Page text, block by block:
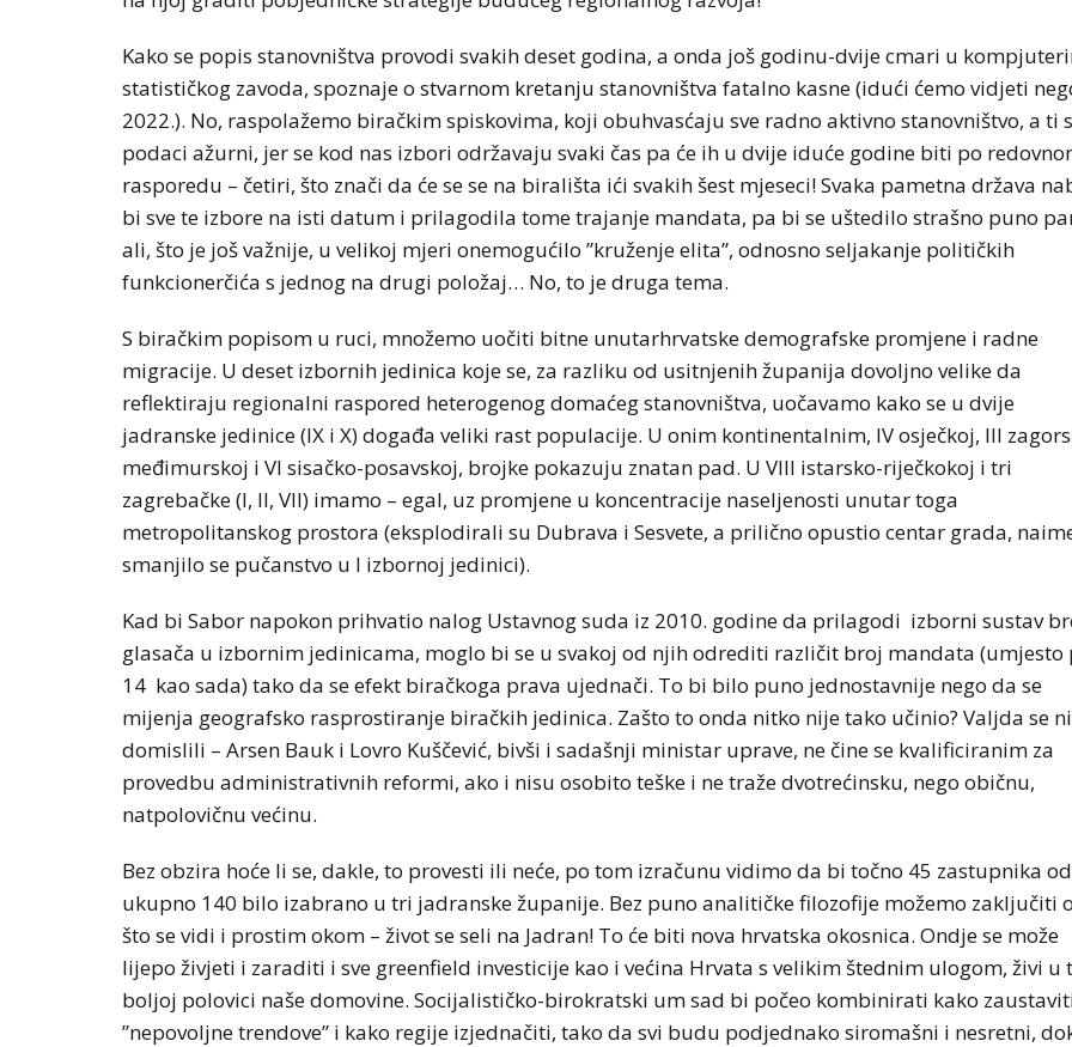
Kako se popis stanovništva provodi svakih deset godina, a onda još godinu-dvije cmari u
statističkog zavoda, spoznaje o stvarnom kretanju stanovništva fatalno kasne (idući ćemo vidjeti
2022.). No, raspolažemo biračkim spiskovima, koji obuhvasćaju sve radno aktivno stanovništvo, a ti
podaci ažurni, jer se kod nas izbori održavaju svaki čas pa će ih u dvije iduće godine biti po
rasporedu – četiri, što znači da će se se na birališta ići svakih šest mjeseci! Svaka pametna država
bi sve te izbore na isti datum i prilagodila tome trajanje mandata, pa bi se uštedilo strašno puno
ali, što je još važnije, u velikoj mjeri onemogućilo ”kruženje elita”, odnosno seljakanje političkih
funkcionerčića s jednog na drugi položaj… No, to je druga tema.
S biračkim popisom u ruci, množemo uočiti bitne unutarhrvatske demografske promjene i radne
migracije. U deset izbornih jedinica koje se, za razliku od usitnjenih županija dovoljno velike da
reflektiraju regionalni raspored heterogenog domaćeg stanovništva, uočavamo kako se u dvije
jadranske jedinice (IX i X) događa veliki rast populacije. U onim kontinentalnim, IV osječkoj, III
međimurskoj i VI sisačko-posavskoj, brojke pokazuju znatan pad. U VIII istarsko-riječkokoj i tri
zagrebačke (I, II, VII) imamo – egal, uz promjene u koncentracije naseljenosti unutar toga
metropolitanskog prostora (eksplodirali su Dubrava i Sesvete, a prilično opustio centar grada,
smanjilo se pučanstvo u I izbornoj jedinici).
Kad bi Sabor napokon prihvatio nalog Ustavnog suda iz 2010. godine da prilagodi izborni sustav
glasača u izbornim jedinicama, moglo bi se u svakoj od njih odrediti različit broj mandata (umjesto
14 kao sada) tako da se efekt biračkoga prava ujednači. To bi bilo puno jednostavnije nego da se
mijenja geografsko rasprostiranje biračkih jedinica. Zašto to onda nitko nije tako učinio? Valjda se
domislili – Arsen Bauk i Lovro Kuščević, bivši i sadašnji ministar uprave, ne čine se kvalificiranim za
provedbu administrativnih reformi, ako i nisu osobito teške i ne traže dvotrećinsku, nego običnu,
natpolovičnu većinu.
Bez obzira hoće li se, dakle, to provesti ili neće, po tom izračunu vidimo da bi točno 45 zastupnika od
ukupno 140 bilo izabrano u tri jadranske županije. Bez puno analitičke filozofije možemo zaključiti
što se vidi i prostim okom – život se seli na Jadran! To će biti nova hrvatska okosnica. Ondje se može
lijepo živjeti i zaraditi i sve greenfield investicije kao i većina Hrvata s velikim štednim ulogom, živi u
boljoj polovici naše domovine. Socijalističko-birokratski um sad bi počeo kombinirati kako
”nepovoljne trendove” i kako regije izjednačiti, tako da svi budu podjednako siromašni i nesretni,